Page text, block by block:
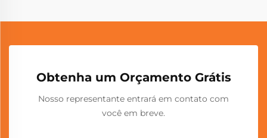
Obtenha um Orçamento Grátis
Nosso representante entrará em contato com
você em breve.